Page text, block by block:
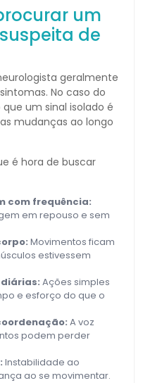
um
de
geralmente
No caso do
um sinal isolado é
mudanças ao longo
é hora de buscar
com frequência:
em repouso e sem
Movimentos ficam
estivessem
Ações simples
e esforço do que o
A voz
podem perder
Instabilidade ao
ao se movimentar.